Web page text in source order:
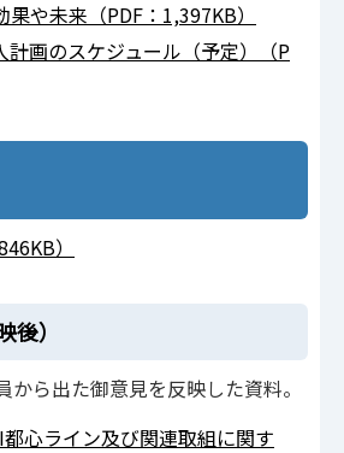
や未来（PDF：1,397KB）
計画のスケジュール（予定）（P
）
）
から出た御意見を反映した資料。
都心ライン及び関連取組に関す